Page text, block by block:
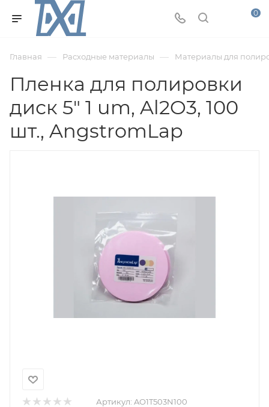
0
Главная — Расходные материалы — Материалы для
Пленка для полировки
диск 5" 1 um, Al2O3, 100
шт., AngstromLap
Артикул: AO1T503N100